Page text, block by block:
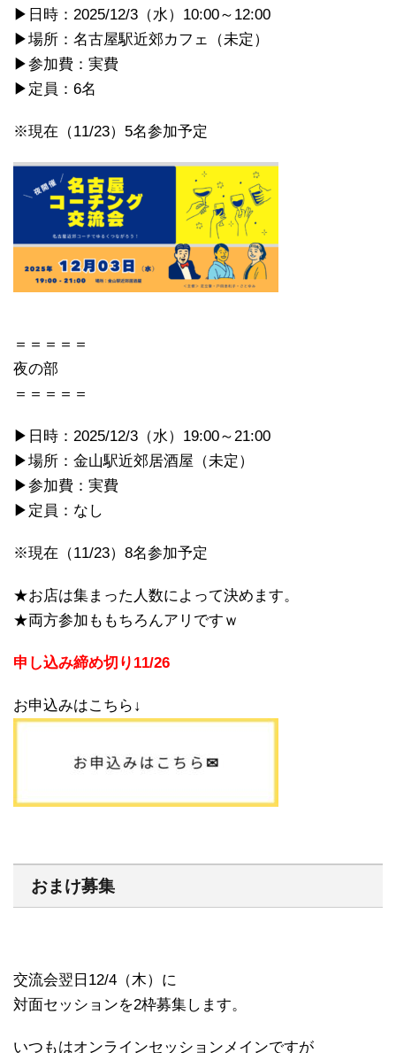
▶日時：2025/12/3（水）10:00～12:00
▶場所：名古屋駅近郊カフェ（未定）
▶参加費：実費
▶定員：6名
※現在（11/23）5名参加予定
＝＝＝＝＝
夜の部
＝＝＝＝＝
▶日時：2025/12/3（水）19:00～21:00
▶場所：金山駅近郊居酒屋（未定）
▶参加費：実費
▶定員：なし
※現在（11/23）8名参加予定
★お店は集まった人数によって決めます。
★両方参加ももちろんアリですｗ
申し込み締め切り11/26
お申込みはこちら↓
おまけ募集
交流会翌日12/4（木）に
対面セッションを2枠募集します。
いつもはオンラインセッションメインですが